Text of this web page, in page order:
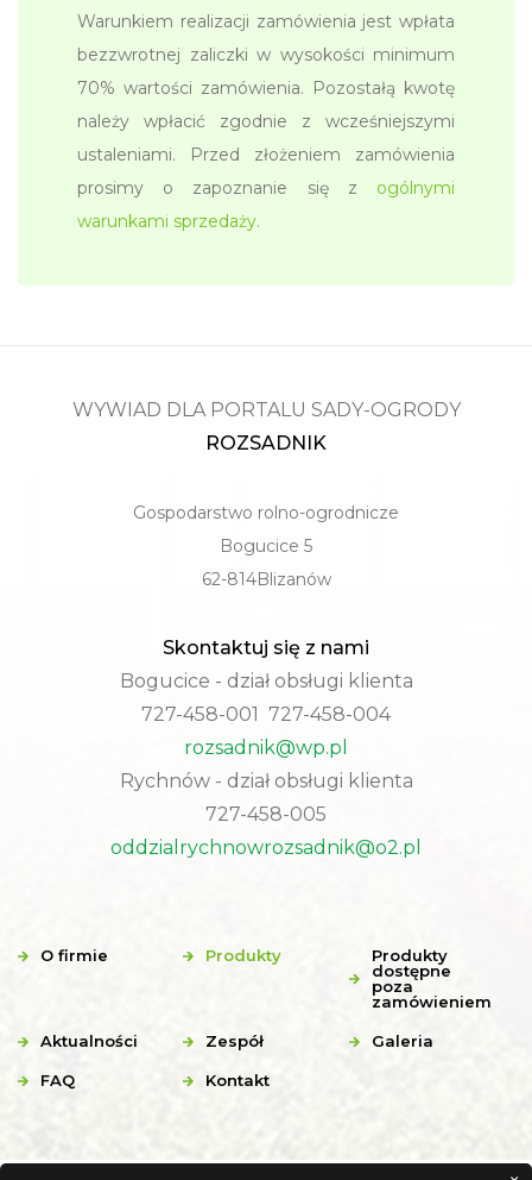
Warunkiem realizacji zamówienia jest wpłata
bezzwrotnej zaliczki w wysokości minimum
70% wartości zamówienia. Pozostałą kwotę
należy wpłacić zgodnie z wcześniejszymi
ustaleniami. Przed złożeniem zamówienia
prosimy o zapoznanie się z ogólnymi
warunkami sprzedaży.
O firmie Produkty
Produkty
dostępne
poza
zamówieniem
Aktualności Zespół Galeria
FAQ Kontakt
WYWIAD DLA PORTALU SADY-OGRODY
ROZSADNIK
Gospodarstwo rolno-ogrodnicze
Bogucice 5
62-814Blizanów
Skontaktuj się z nami
Bogucice - dział obsługi klienta
727-458-001 727-458-004
rozsadnik@wp.pl
Rychnów - dział obsługi klienta
727-458-005
oddzialrychnowrozsadnik@o2.pl